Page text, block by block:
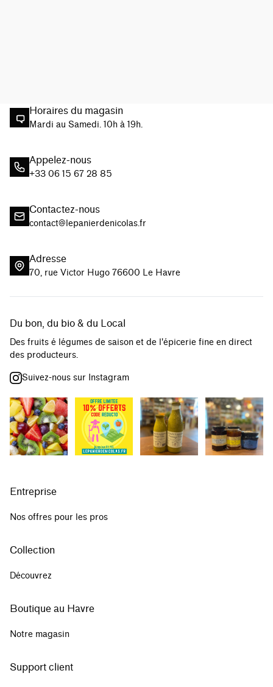
Horaires du magasin
Mardi au Samedi. 10h à 19h.
Appelez-nous
+33 06 15 67 28 85
Contactez-nous
contact@lepanierdenicolas.fr
Adresse
70, rue Victor Hugo 76600 Le Havre
Du bon, du bio & du Local
Des fruits é légumes de saison et de l'épicerie fine en direct
des producteurs.
Suivez-nous sur Instagram
Entreprise
Nos offres pour les pros
Collection
Découvrez
Boutique au Havre
Notre magasin
Support client